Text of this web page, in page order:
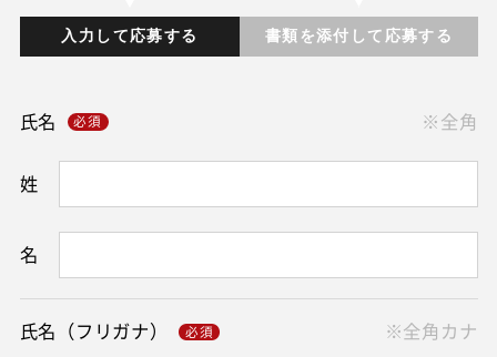
入力して応募する 書類を添付して応募する
氏名
姓
名
※全角
氏名（フリガナ） ※全角カナ